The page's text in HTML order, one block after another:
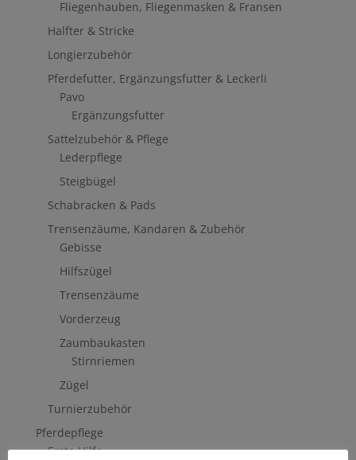
Fliegenhauben, Fliegenmasken & Fransen
Halfter & Stricke
Longierzubehör
Pferdefutter, Ergänzungsfutter & Leckerli
Pavo
Ergänzungsfutter
Sattelzubehör & Pflege
Lederpflege
Steigbügel
Schabracken & Pads
Trensenzäume, Kandaren & Zubehör
Gebisse
Hilfszügel
Trensenzäume
Vorderzeug
Zaumbaukasten
Stirnriemen
Zügel
Turnierzubehör
Pferdepflege
Erste Hilfe